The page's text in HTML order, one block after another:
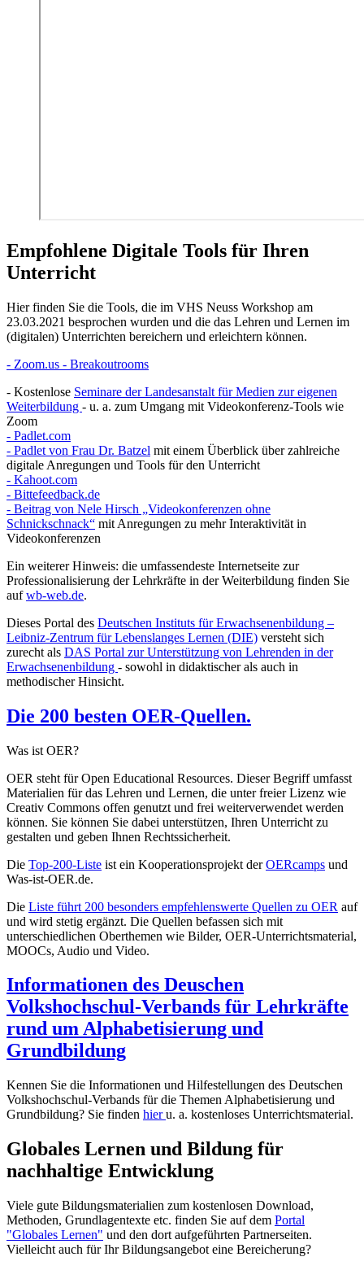
Empfohlene Digitale Tools für Ihren
Unterricht
Hier finden Sie die Tools, die im VHS Neuss Workshop am
23.03.2021 besprochen wurden und die das Lehren und Lernen im
(digitalen) Unterrichten bereichern und erleichtern können.
- Zoom.us - Breakoutrooms
- Kostenlose Seminare der Landesanstalt für Medien zur eigenen
Weiterbildung - u. a. zum Umgang mit Videokonferenz-Tools wie
Zoom
- Padlet.com
- Padlet von Frau Dr. Batzel mit einem Überblick über zahlreiche
digitale Anregungen und Tools für den Unterricht
- Kahoot.com
- Bittefeedback.de
- Beitrag von Nele Hirsch „Videokonferenzen ohne
Schnickschnack“ mit Anregungen zu mehr Interaktivität in
Videokonferenzen
Ein weiterer Hinweis: die umfassendeste Internetseite zur
Professionalisierung der Lehrkräfte in der Weiterbildung finden Sie
aufwb-web.de.
Dieses Portal des Deutschen Instituts für Erwachsenenbildung –
Leibniz-Zentrum für Lebenslanges Lernen (DIE) versteht sich
zurecht als DAS Portal zur Unterstützung von Lehrenden in der
Erwachsenenbildung - sowohl in didaktischer als auch in
methodischer Hinsicht.
Die 200 besten OER-Quellen.
Was ist OER?
OER steht für Open Educational Resources. Dieser Begriff umfasst
Materialien für das Lehren und Lernen, die unter freier Lizenz wie
Creativ Commons offen genutzt und frei weiterverwendet werden
können. Sie können Sie dabei unterstützen, Ihren Unterricht zu
gestalten und geben Ihnen Rechtssicherheit.
Die Top-200-Liste ist ein Kooperationsprojekt derOERcamps und
Was-ist-OER.de.
Die Liste führt 200 besonders empfehlenswerte Quellen zu OER auf
und wird stetig ergänzt. Die Quellen befassen sich mit
unterschiedlichen Oberthemen wie Bilder, OER-Unterrichtsmaterial,
MOOCs, Audio und Video.
Informationen des Deuschen
Volkshochschul-Verbands für Lehrkräfte
rund um Alphabetisierung und
Grundbildung
Kennen Sie die Informationen und Hilfestellungen des Deutschen
Volkshochschul-Verbands für die Themen Alphabetisierung und
Grundbildung? Sie finden hieru. a. kostenloses Unterrichtsmaterial.
Globales Lernen und Bildung für
nachhaltige Entwicklung
Viele gute Bildungsmaterialien zum kostenlosen Download,
Methoden, Grundlagentexte etc. finden Sie auf dem Portal
"Globales Lernen" und den dort aufgeführten Partnerseiten.
Vielleicht auch für Ihr Bildungsangebot eine Bereicherung?